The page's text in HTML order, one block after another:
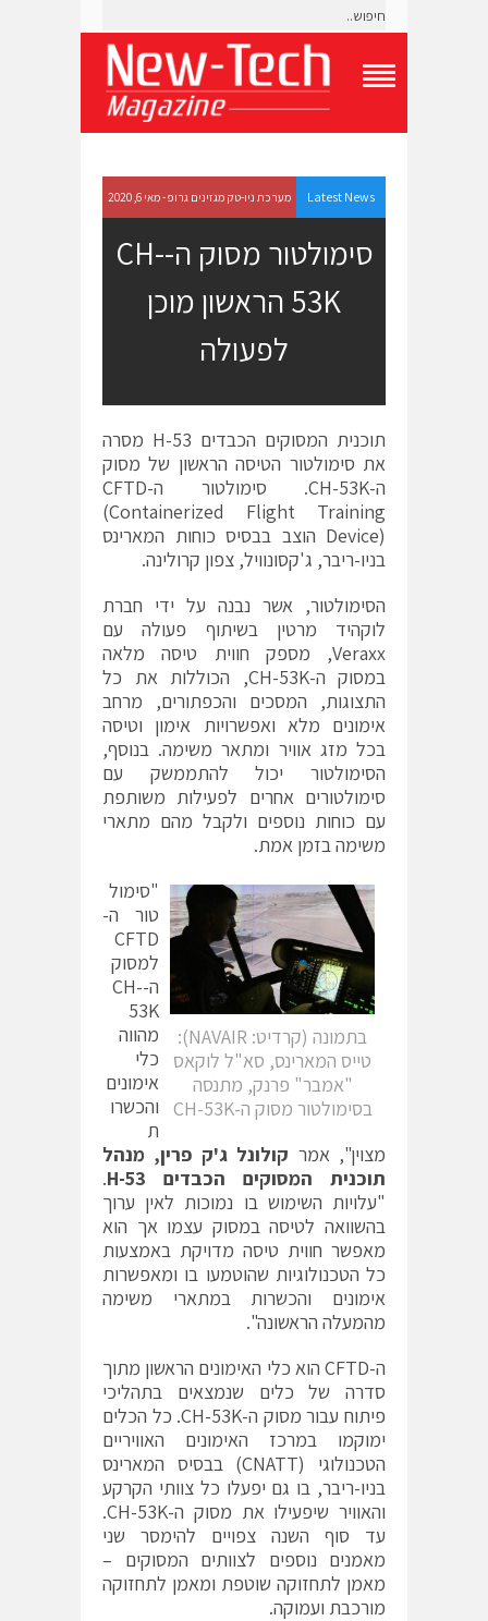
g
l
e
N
M
n
u
Latest News מערכת ניו-טק מגזינים גרופ - מאי 6, 2020
סימולטור מסוק ה-CH-
53K הראשון מוכן
לפעולה
תוכנית המסוקים הכבדים H-53 מסרה
את סימולטור הטיסה הראשון של מסוק
ה-CH-53K. סימולטור ה-CFTD
(Containerized Flight Training
Device) הוצב בבסיס כוחות המארינס
בניו-ריבר, ג'קסונוויל, צפון קרולינה.
הסימולטור, אשר נבנה על ידי חברת
לוקהיד מרטין בשיתוף פעולה עם
Veraxx, מספק חווית טיסה מלאה
במסוק ה-CH-53K, הכוללות את כל
התצוגות, המסכים והכפתורים, מרחב
אימונים מלא ואפשרויות אימון וטיסה
בכל מזג אוויר ומתאר משימה. בנוסף,
הסימולטור יכול להתממשק עם
סימולטורים אחרים לפעילות משותפת
עם כוחות נוספים ולקבל מהם מתארי
משימה בזמן אמת.
בתמונה (קרדיט: NAVAIR):
טייס המארינס, סא"ל לוקאס
"אמבר" פרנק, מתנסה
בסימולטור מסוק ה-CH-53K
"סימול
טור ה-
CFTD
למסוק
ה-CH-
53K
מהווה
כלי
אימונים
והכשרו
ת
מצוין", אמר קולונל ג'ק פרין, מנהל
תוכנית המסוקים הכבדים H-53
.
"עלויות השימוש בו נמוכות לאין ערוך
בהשוואה לטיסה במסוק עצמו אך הוא
מאפשר חווית טיסה מדויקת באמצעות
כל הטכנולוגיות שהוטמעו בו ומאפשרות
אימונים והכשרות במתארי משימה
מהמעלה הראשונה".
ה-CFTD הוא כלי האימונים הראשון מתוך
סדרה של כלים שנמצאים בתהליכי
פיתוח עבור מסוק ה-CH-53K. כל הכלים
ימוקמו במרכז האימונים האוויריים
הטכנולוגי (CNATT) בבסיס המארינס
בניו-ריבר, בו גם יפעלו כל צוותי הקרקע
והאוויר שיפעילו את מסוק ה-CH-53K.
עד סוף השנה צפויים להימסר שני
מאמנים נוספים לצוותים המסוקים –
מאמן לתחזוקה שוטפת ומאמן לתחזוקה
מורכבת ועמוקה.